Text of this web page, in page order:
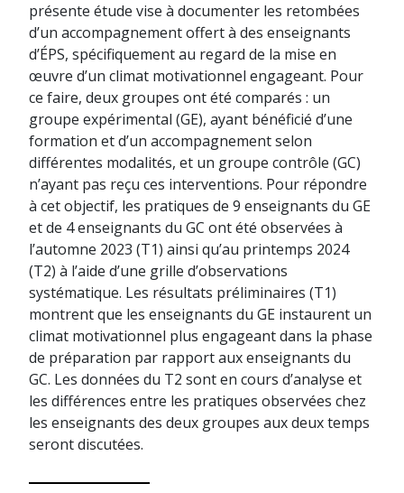
présente étude vise à documenter les retombées
d’un accompagnement offert à des enseignants
d’ÉPS, spécifiquement au regard de la mise en
œuvre d’un climat motivationnel engageant. Pour
ce faire, deux groupes ont été comparés : un
groupe expérimental (GE), ayant bénéficié d’une
formation et d’un accompagnement selon
différentes modalités, et un groupe contrôle (GC)
n’ayant pas reçu ces interventions. Pour répondre
à cet objectif, les pratiques de 9 enseignants du GE
et de 4 enseignants du GC ont été observées à
l’automne 2023 (T1) ainsi qu’au printemps 2024
(T2) à l’aide d’une grille d’observations
systématique. Les résultats préliminaires (T1)
montrent que les enseignants du GE instaurent un
climat motivationnel plus engageant dans la phase
de préparation par rapport aux enseignants du
GC. Les données du T2 sont en cours d’analyse et
les différences entre les pratiques observées chez
les enseignants des deux groupes aux deux temps
seront discutées.